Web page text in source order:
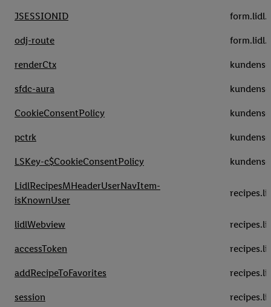
JSESSIONID
odj-route
renderCtx
sfdc-aura
CookieConsentPolicy
pctrk
LSKey-c$CookieConsentPolicy
LidlRecipesMHeaderUserNavItem-
isKnownUser
lidlWebview
accessToken
addRecipeToFavorites
session